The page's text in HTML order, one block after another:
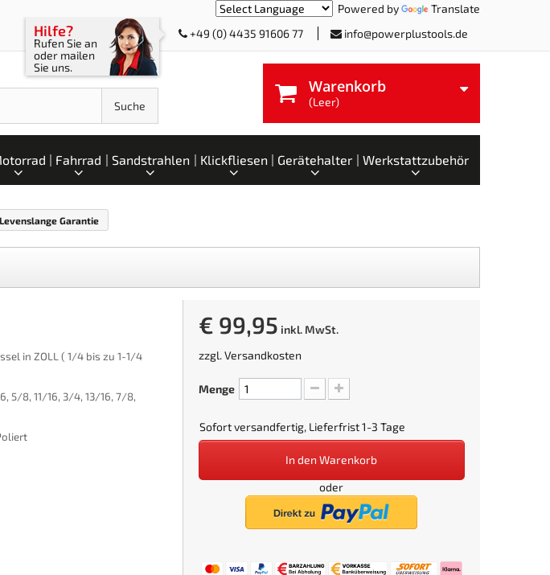
Powered by Translate
Hilfe?
Rufen Sie an
oder mailen
Sie uns.
+49 (0) 4435 91606 77 info@powerplustools.de
Suche
Warenkorb
(Leer)
Fahrrad Sandstrahlen Klickfliesen Gerätehalter Werkstattzubehör
Garantie
in ZOLL ( 1/4 bis zu 1-1/4
5/8, 11/16, 3/4, 13/16, 7/8,
€ 99,95 inkl. MwSt.
zzgl.Versandkosten
Menge
Sofort versandfertig, Lieferfrist 1-3 Tage
In den Warenkorb
oder